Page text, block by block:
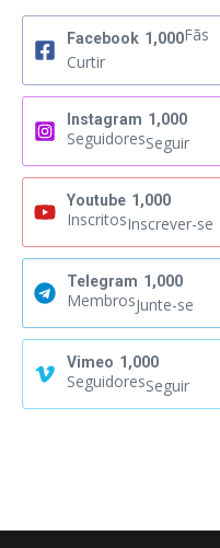
Facebook 1,000Fãs
Curtir
Instagram 1,000
SeguidoresSeguir
Youtube 1,000
InscritosInscrever-se
Telegram 1,000
MembrosJunte-se
Vimeo 1,000
SeguidoresSeguir